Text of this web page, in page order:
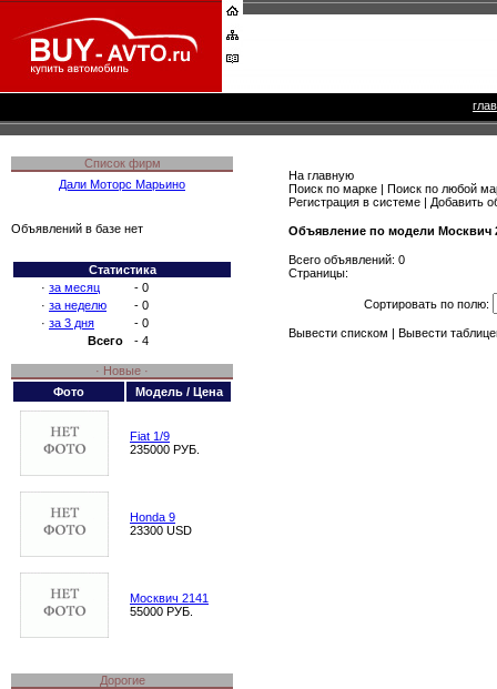
Список фирм
Дали Моторс Марьино
Объявлений в базе нет
Статистика
· за месяц
- 0
· за неделю
- 0
· за 3 дня
- 0
Всего
- 4
· Новые ·
Фото
Модель / Цена
Fiat 1/9
235000 РУБ.
Honda 9
23300 USD
Москвич 2141
55000 РУБ.
Дорогие
На главную
Поиск по марке | Поиск по любой
Регистрация в системе | Добавить
Объявление по модели Москвич
Всего объявлений: 0
Страницы:
Сортировать по полю:
Вывести списком Вывести